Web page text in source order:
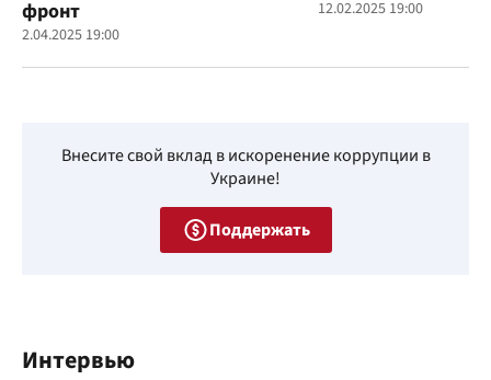
фронт
2.04.2025 19:00
12.02.2025 19:00
Внесите свой вклад в искоренение коррупции в
Украине!
Поддержать
Интервью